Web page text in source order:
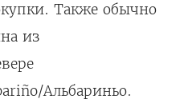
Также обычно
из
Альбариньо.